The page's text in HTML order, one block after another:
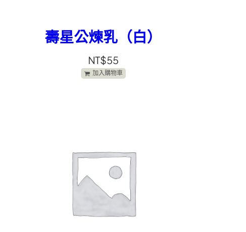
壽星公煉乳（白）
NT$55
加入購物車